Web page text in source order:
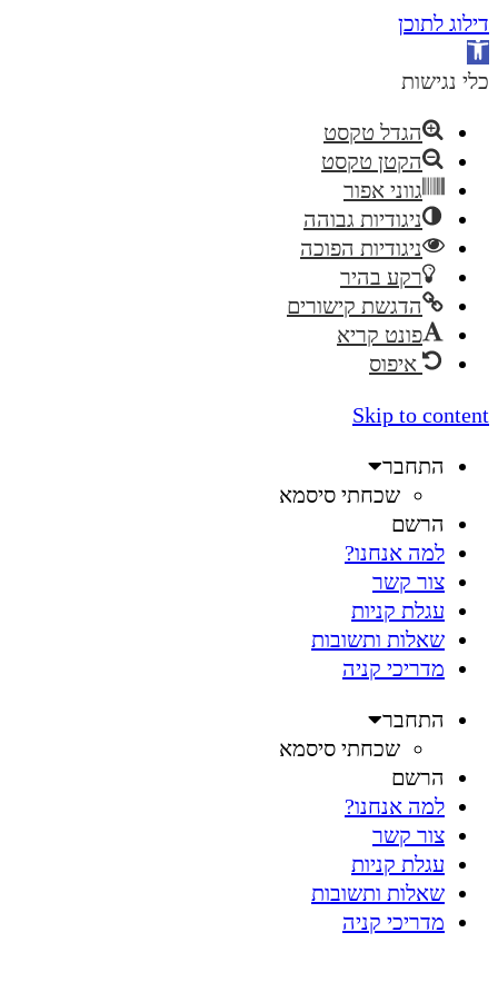
דילוג לתוכן
פתח
סרגל
כלי נגישות
הגדל טקסט
הקטן טקסט
גווני אפור
ניגודיות גבוהה
ניגודיות הפוכה
רקע בהיר
הדגשת קישורים
פונט קריא
איפוס
Skip to content
התחבר
שכחתי סיסמא
הרשם
למה אנחנו?
צור קשר
עגלת קניות
שאלות ותשובות
מדריכי קניה
התחבר
שכחתי סיסמא
הרשם
למה אנחנו?
צור קשר
עגלת קניות
שאלות ותשובות
מדריכי קניה